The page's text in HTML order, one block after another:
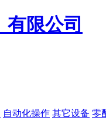
自动化操作 其它设备 零